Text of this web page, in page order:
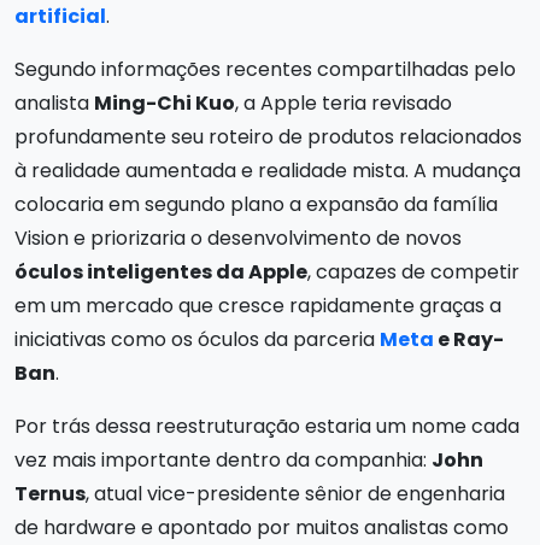
artificial.
Segundo informações recentes compartilhadas pelo
analista Ming-Chi Kuo, a Apple teria revisado
profundamente seu roteiro de produtos relacionados
à realidade aumentada e realidade mista. A mudança
colocaria em segundo plano a expansão da família
Vision e priorizaria o desenvolvimento de novos
óculos inteligentes da Apple, capazes de competir
em um mercado que cresce rapidamente graças a
iniciativas como os óculos da parceria Meta e Ray-
Ban.
Por trás dessa reestruturação estaria um nome cada
vez mais importante dentro da companhia: John
Ternus, atual vice-presidente sênior de engenharia
de hardware e apontado por muitos analistas como